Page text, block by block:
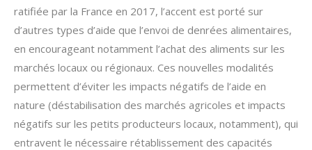
ratifiée par la France en 2017, l’accent est porté sur
d’autres types d’aide que l’envoi de denrées alimentaires,
en encourageant notamment l’achat des aliments sur les
marchés locaux ou régionaux. Ces nouvelles modalités
permettent d’éviter les impacts négatifs de l’aide en
nature (déstabilisation des marchés agricoles et impacts
négatifs sur les petits producteurs locaux, notamment), qui
entravent le nécessaire rétablissement des capacités